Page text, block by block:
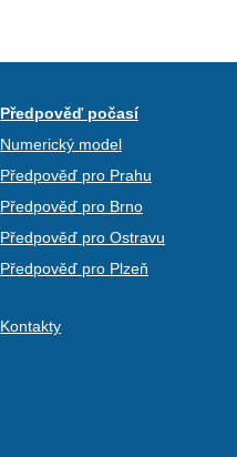
Předpověď počasí
Numerický model
Předpověď pro Prahu
Předpověď pro Brno
Předpověď pro Ostravu
Předpověď pro Plzeň
Kontakty